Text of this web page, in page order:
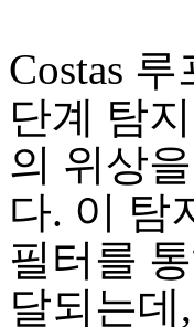
Costas
단계 탐
의 위상
다. 이 탐
필터를
달되는